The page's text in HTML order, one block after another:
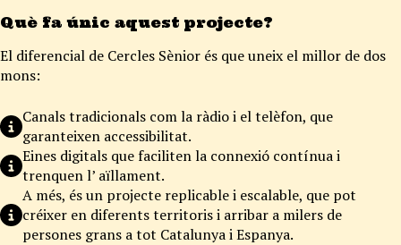
Què fa únic aquest projecte?
El diferencial de Cercles Sènior és que uneix el millor de dos
mons:
Canals tradicionals com la ràdio i el telèfon, que
garanteixen accessibilitat.
Eines digitals que faciliten la connexió contínua i
trenquen l’ aïllament.
A més, és un projecte replicable i escalable, que pot
créixer en diferents territoris i arribar a milers de
persones grans a tot Catalunya i Espanya.